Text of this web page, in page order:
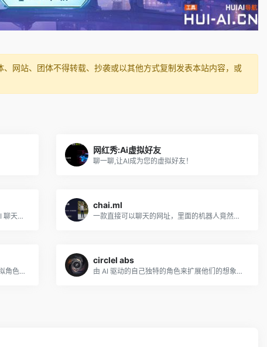
网站、团体不得转载、抄袭或以其他方式复制发表本站内容，或
网红秀:Ai虚拟好友
聊一聊,让AI成为您的虚拟好友！
将对话转化为客户。使用我们的对话式 AI 聊天机器人，推动更多电子商务销售并大规模提供五星级客户服务。
chai.ml
一款直接可以聊天的网址，里面的机器人竟然可以用中文对话！
gemsouls 是一个人工智能平台，支持虚拟角色及其与现实世界的联系。 我们正在创造一种新方式，让粉丝们享受他们最喜欢的角色，让创作者将虚构的人物带入生活，并最终让我们永远与...
circlel abs
由 AI 驱动的自己独特的角色来扩展他们的想象力。我们称它们为形状。